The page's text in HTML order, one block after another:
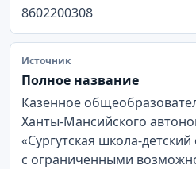
8602200308
Источник
Полное название
Казенное
Ханты-Мансийского
«Сургутская школа-
с ограниченными